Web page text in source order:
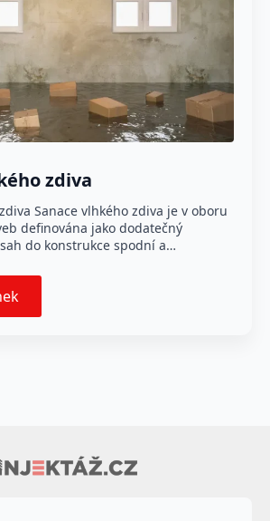
zdiva
Sanace vlhkého zdiva je v oboru
definována jako dodatečný
do konstrukce spodní a…